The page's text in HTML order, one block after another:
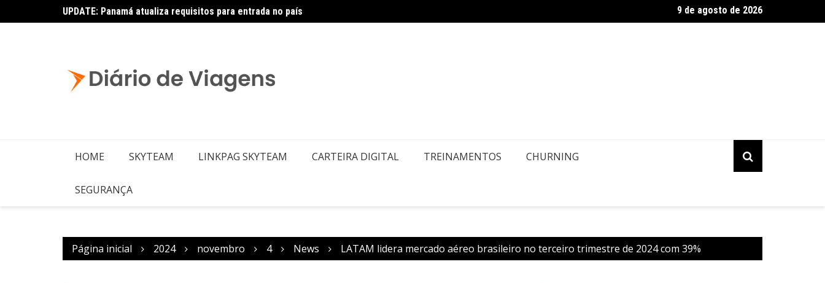
Copa – Atualização: Política de Alterações e Reembolsos por Doença ou Falecimento
Air Europa: Informação de contato de passageiros
9 de agosto de 2026
HOME SKYTEAM LINKPAG SKYTEAM CARTEIRA DIGITAL TREINAMENTOS CHURNING
SEGURANÇA
Página inicial 2024 novembro 4 News LATAM lidera mercado aéreo brasileiro no terceiro trimestre de 2024 com 39%